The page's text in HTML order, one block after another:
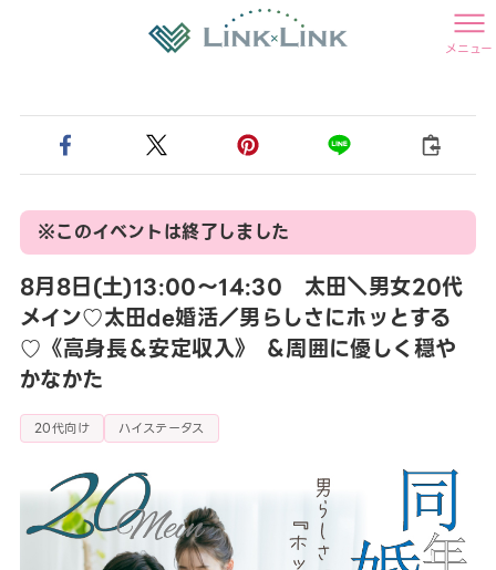
メニュー
※このイベントは終了しました
8月8日(土)13:00〜14:30 太田＼男女20代
メイン♡太田de婚活／男らしさにホッとする
♡《高身長＆安定収入》 ＆周囲に優しく穏や
かなかた
20代向け ハイステータス